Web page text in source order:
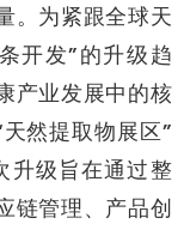
。为紧跟全球天
开发”的升级趋
产业发展中的核
然提取物展区”
升级旨在通过整
链管理、产品创